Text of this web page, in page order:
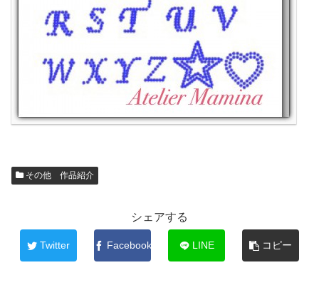
その他 作品紹介
シェアする
Twitter Facebook LINE コピー